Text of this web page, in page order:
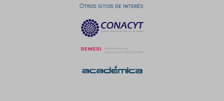
Otros sitios de interés: